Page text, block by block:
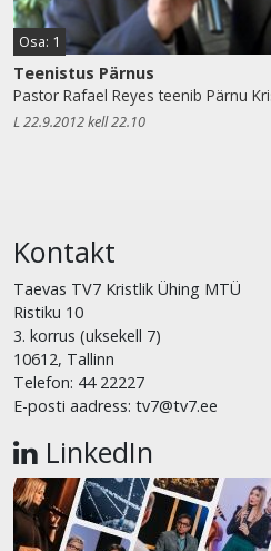
Osa: 1
Teenistus Pärnus
Pastor Rafael Reyes teenib Pärnu
L 22.9.2012 kell 22.10
Kontakt
Taevas TV7 Kristlik Ühing MTÜ
Ristiku 10
3. korrus (uksekell 7)
10612, Tallinn
Telefon: 44 22227
E-posti aadress: tv7@tv7.ee
LinkedIn